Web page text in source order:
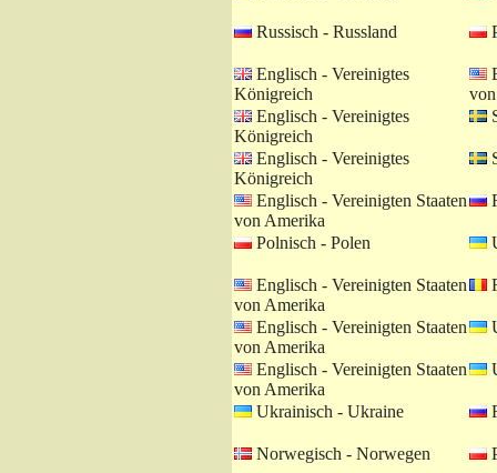
Russisch - Russland
Englisch - Vereinigtes
Königreich
Englisch - Vereinigtes
Königreich
Englisch - Vereinigtes
Königreich
Englisch - Vereinigten Staaten
von Amerika
Polnisch - Polen
Englisch - Vereinigten Staaten
von Amerika
Englisch - Vereinigten Staaten
von Amerika
Englisch - Vereinigten Staaten
von Amerika
Ukrainisch - Ukraine
Norwegisch - Norwegen